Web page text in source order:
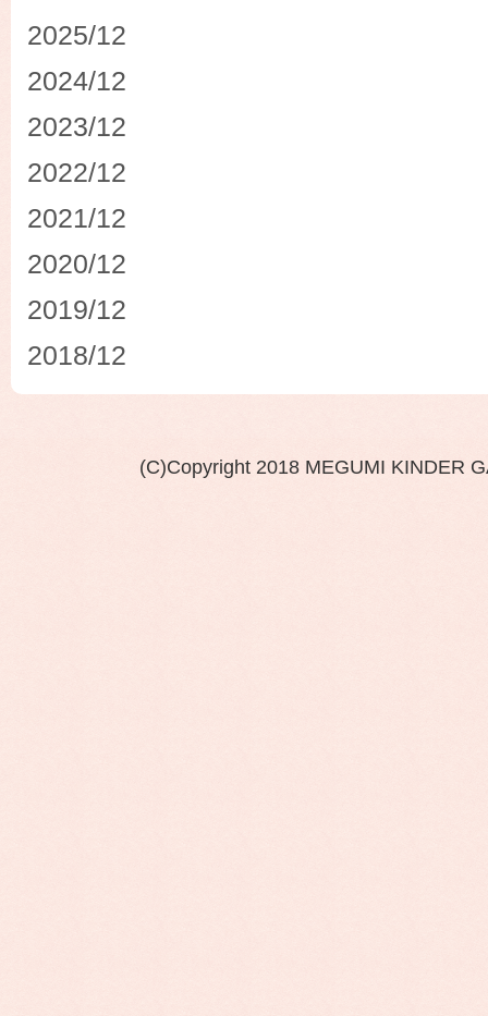
2025/12
2024/12
2023/12
2022/12
2021/12
2020/12
2019/12
2018/12
(C)Copyright 2018 MEGUMI KINDER